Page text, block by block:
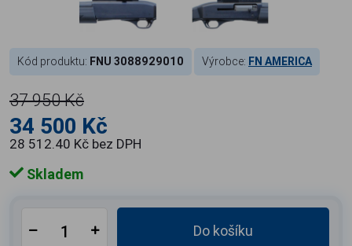
Kód produktu: FNU 3088929010 Výrobce: FN AMERICA
37 950 Kč
34 500 Kč
28 512.40 Kč bez DPH
Skladem
Do košíku